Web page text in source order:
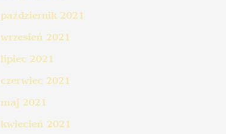
październik 2021
wrzesień 2021
lipiec 2021
czerwiec 2021
maj 2021
kwiecień 2021